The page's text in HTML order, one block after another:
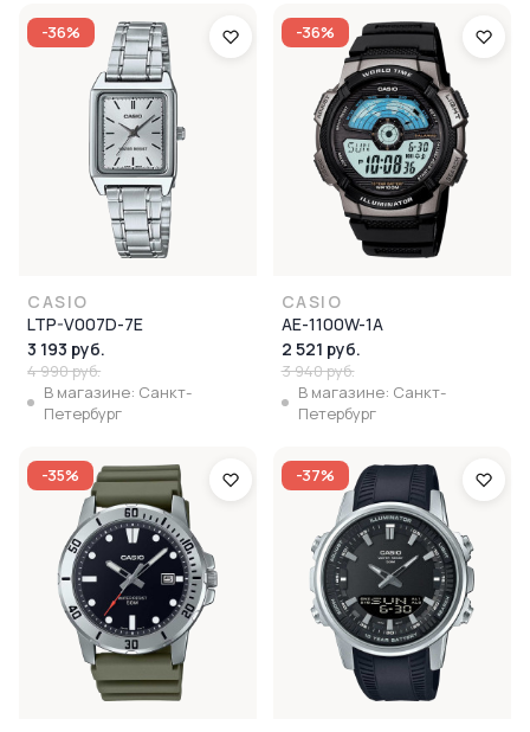
-36%
CASIO
LTP-V007D-7E
3 193 руб.
4 990 руб.
В магазине: Санкт-
Петербург
-36%
CASIO
AE-1100W-1A
2 521 руб.
3 940 руб.
В магазине: Санкт-
Петербург
-35% -37%